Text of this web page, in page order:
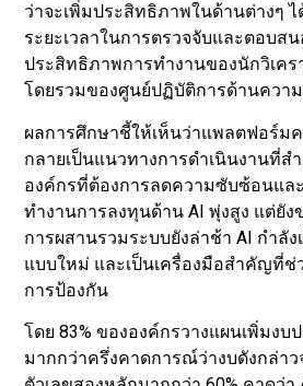
ว่าจะเพิ่มประสิทธิภาพในด้านต่างๆ ไ
ระยะเวลาในการตรวจจับและตอบส
ประสิทธิภาพการทำงานของนักวิเค
โดยรวมของศูนย์ปฏิบัติการด้านความ
ผลการศึกษาชี้ให้เห็นว่าแพลตฟอร์ม
กลายเป็นแนวทางการดำเนินงานที่
องค์กรที่ต้องการลดความซับซ้อนแล
ทำงานการลงทุนด้าน AI พุ่งสูง แต่ยั
การผสานรวมระบบยังล่าช้า AI กำลั
แบบใหม่ และเป็นเครื่องมือสำคัญที่ช่
การป้องกัน
โดย 83% ขององค์กรวางแผนเพิ่มง
มากกว่าครึ่งคาดการณ์ว่างบดังกล่า